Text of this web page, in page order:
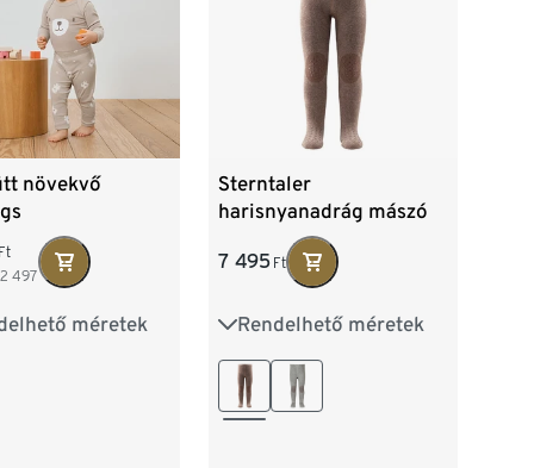
növekvő
Ft
2 497
méretek
74/80 86/92
Sterntaler
harisnyanadrág mászó
kisgyerekeknek, barna
7 495 Ft
Rendelhető méretek
74 80 86